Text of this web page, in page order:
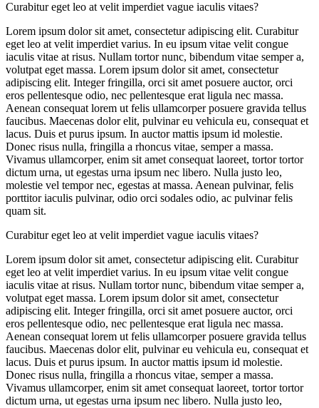
Curabitur eget leo at velit imperdiet vague iaculis vitaes?
Lorem ipsum dolor sit amet, consectetur adipiscing elit. Curabitur
eget leo at velit imperdiet varius. In eu ipsum vitae velit congue
iaculis vitae at risus. Nullam tortor nunc, bibendum vitae semper a,
volutpat eget massa. Lorem ipsum dolor sit amet, consectetur
adipiscing elit. Integer fringilla, orci sit amet posuere auctor, orci
eros pellentesque odio, nec pellentesque erat ligula nec massa.
Aenean consequat lorem ut felis ullamcorper posuere gravida tellus
faucibus. Maecenas dolor elit, pulvinar eu vehicula eu, consequat et
lacus. Duis et purus ipsum. In auctor mattis ipsum id molestie.
Donec risus nulla, fringilla a rhoncus vitae, semper a massa.
Vivamus ullamcorper, enim sit amet consequat laoreet, tortor tortor
dictum urna, ut egestas urna ipsum nec libero. Nulla justo leo,
molestie vel tempor nec, egestas at massa. Aenean pulvinar, felis
porttitor iaculis pulvinar, odio orci sodales odio, ac pulvinar felis
quam sit.
Curabitur eget leo at velit imperdiet vague iaculis vitaes?
Lorem ipsum dolor sit amet, consectetur adipiscing elit. Curabitur
eget leo at velit imperdiet varius. In eu ipsum vitae velit congue
iaculis vitae at risus. Nullam tortor nunc, bibendum vitae semper a,
volutpat eget massa. Lorem ipsum dolor sit amet, consectetur
adipiscing elit. Integer fringilla, orci sit amet posuere auctor, orci
eros pellentesque odio, nec pellentesque erat ligula nec massa.
Aenean consequat lorem ut felis ullamcorper posuere gravida tellus
faucibus. Maecenas dolor elit, pulvinar eu vehicula eu, consequat et
lacus. Duis et purus ipsum. In auctor mattis ipsum id molestie.
Donec risus nulla, fringilla a rhoncus vitae, semper a massa.
Vivamus ullamcorper, enim sit amet consequat laoreet, tortor tortor
dictum urna, ut egestas urna ipsum nec libero. Nulla justo leo,